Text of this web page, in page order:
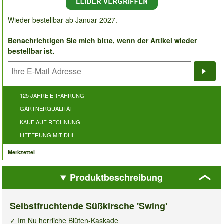
Wieder bestellbar ab Januar 2027.
Benachrichtigen Sie mich bitte, wenn der Artikel wieder
bestellbar ist.
125 JAHRE ERFAHRUNG
GÄRTNERQUALITÄT
KAUF AUF RECHNUNG
LIEFERUNG MIT DHL
Merkzettel
Produktbeschreibung
Selbstfruchtende Süßkirsche 'Swing'
✓ Im Nu herrliche Blüten-Kaskade